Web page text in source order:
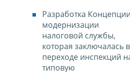
Разработка
модернизации
налоговой службы,
которая заключалась в
переходе инспекций
типовую